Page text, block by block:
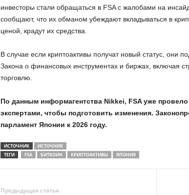
инвесторы стали обращаться в FSA с жалобами на
сообщают, что их обманом убеждают вкладываться в
ценой, крадут их средства.
В случае если криптоактивы получат новый статус, они
Закона о финансовых инструментах и биржах, включая
торговлю.
По данным информагентства Nikkei, FSA уже
экспертами, чтобы подготовить изменения.
парламент Японии к 2026 году.
ИСТОЧНИК
ИСТОЧНИК
ТЕГИ
FSA БИТКОИН КРИПТОАКТИВЫ ЯПОНИЯ
Предыдущая статья